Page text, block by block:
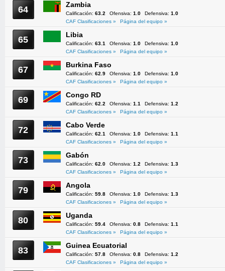
64 Zambia
Calificación: 63.2 Ofensiva: 1.0 Defensiva: 1.0
CAF Clasificaciones »
Página del equipo »
65 Libia
Calificación: 63.1 Ofensiva: 1.0 Defensiva: 1.0
CAF Clasificaciones »
Página del equipo »
67 Burkina Faso
Calificación: 62.9 Ofensiva: 1.0 Defensiva: 1.0
CAF Clasificaciones »
Página del equipo »
69 Congo RD
Calificación: 62.2 Ofensiva: 1.1 Defensiva: 1.2
CAF Clasificaciones »
Página del equipo »
72 Cabo Verde
Calificación: 62.1 Ofensiva: 1.0 Defensiva: 1.1
CAF Clasificaciones »
Página del equipo »
73 Gabón
Calificación: 62.0 Ofensiva: 1.2 Defensiva: 1.3
CAF Clasificaciones »
Página del equipo »
79 Angola
Calificación: 59.8 Ofensiva: 1.0 Defensiva: 1.3
CAF Clasificaciones »
Página del equipo »
80 Uganda
Calificación: 59.4 Ofensiva: 0.8 Defensiva: 1.1
CAF Clasificaciones »
Página del equipo »
83 Guinea Ecuatorial
Calificación: 57.8 Ofensiva: 0.8 Defensiva: 1.2
CAF Clasificaciones »
Página del equipo »